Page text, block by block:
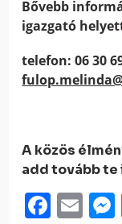
Bővebb
igazgató
telefon: 06 30
A közös
add tovább te